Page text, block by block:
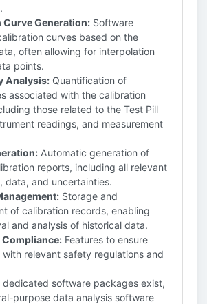
Generation: Software
curves based on the
often allowing for interpolation
points.
Analysis: Quantification of
associated with the calibration
those related to the Test Pill
readings, and measurement
Automatic generation of
reports, including all relevant
data, and uncertainties.
Storage and
of calibration records, enabling
and analysis of historical data.
Compliance: Features to ensure
relevant safety regulations and
dedicated software packages exist,
purpose data analysis software